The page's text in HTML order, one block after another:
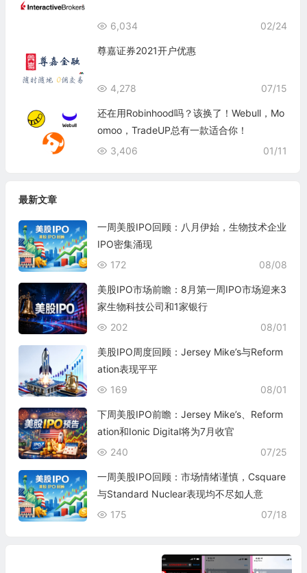
02/24
6,034
尊嘉证券2021开户优惠
07/15
4,278
还在用Robinhood吗？该换了！Webull，Mo
omoo，TradeUP总有一款适合你！
01/11
3,406
最新文章
一周美股IPO回顾：八月伊始，生物技术企业
IPO密集涌现
08/08
172
美股IPO市场前瞻：8月第一周IPO市场迎来3
家生物科技公司和1家银行
08/01
202
美股IPO周度回顾：Jersey Mike’s与Reform
ation表现平平
08/01
169
下周美股IPO前瞻：Jersey Mike’s、Reform
ation和Ionic Digital将为7月收官
07/25
240
一周美股IPO回顾：市场情绪谨慎，Csquare
与Standard Nuclear表现均不尽如人意
07/18
175